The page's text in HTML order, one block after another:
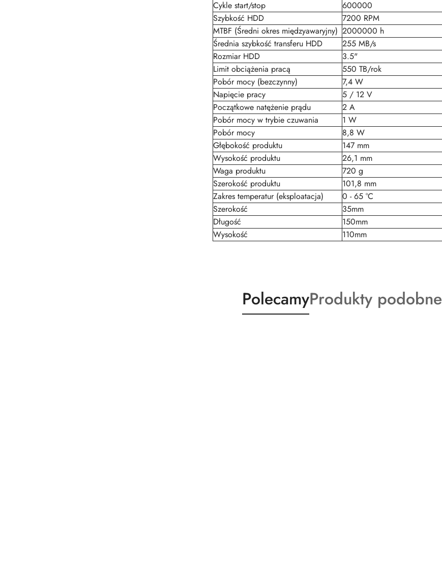
Cykle start/stop
600000
Szybkość HDD
7200 RPM
MTBF (Średni okres międzyawaryjny) 2000000 h
Średnia szybkość transferu HDD
255 MB/s
Rozmiar HDD
3.5"
Limit obciążenia pracą
550 TB/rok
Pobór mocy (bezczynny)
7,4 W
Napięcie pracy
5 / 12 V
Początkowe natężenie prądu
2 A
Pobór mocy w trybie czuwania
1 W
Pobór mocy
8,8 W
Głębokość produktu
147 mm
Wysokość produktu
26,1 mm
Waga produktu
720 g
Szerokość produktu
101,8 mm
Zakres temperatur (eksploatacja)
0 - 65 °C
Szerokość
35mm
Długość
150mm
Wysokość
110mm
Produkty
o
PolecamyProdukty
o
Produkty podobne